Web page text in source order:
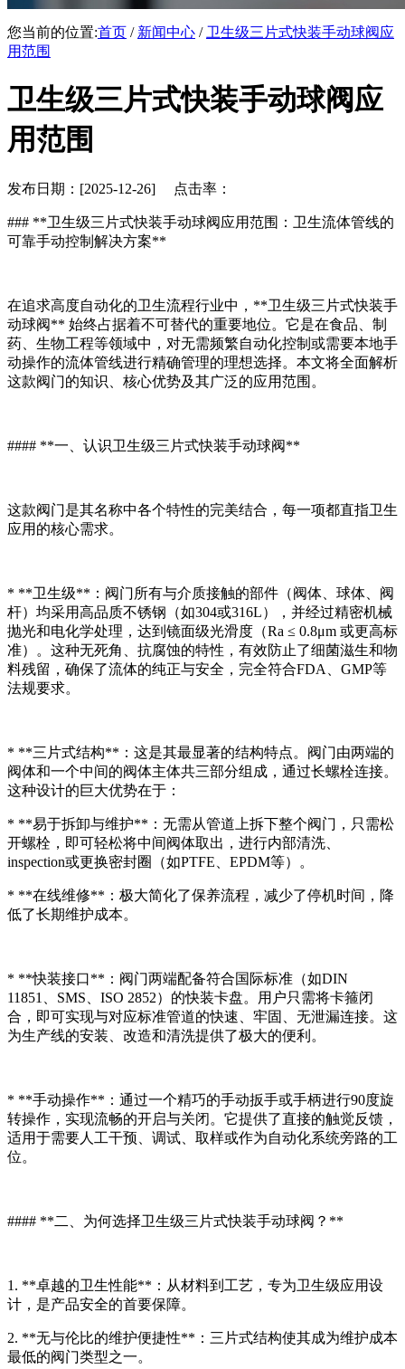
您当前的位置:首页 / 新闻中心 / 卫生级三片式快装手动球阀应
用范围
卫生级三片式快装手动球阀应
用范围
发布日期：[2025-12-26] 点击率：
### **卫生级三片式快装手动球阀应用范围：卫生流体管线的
可靠手动控制解决方案**
在追求高度自动化的卫生流程行业中，**卫生级三片式快装手
动球阀** 始终占据着不可替代的重要地位。它是在食品、制
药、生物工程等领域中，对无需频繁自动化控制或需要本地手
动操作的流体管线进行精确管理的理想选择。本文将全面解析
这款阀门的知识、核心优势及其广泛的应用范围。
#### **一、认识卫生级三片式快装手动球阀**
这款阀门是其名称中各个特性的完美结合，每一项都直指卫生
应用的核心需求。
* **卫生级**：阀门所有与介质接触的部件（阀体、球体、阀
杆）均采用高品质不锈钢（如304或316L），并经过精密机械
抛光和电化学处理，达到镜面级光滑度（Ra ≤ 0.8μm 或更高标
准）。这种无死角、抗腐蚀的特性，有效防止了细菌滋生和物
料残留，确保了流体的纯正与安全，完全符合FDA、GMP等
法规要求。
* **三片式结构**：这是其最显著的结构特点。阀门由两端的
阀体和一个中间的阀体主体共三部分组成，通过长螺栓连接。
这种设计的巨大优势在于：
* **易于拆卸与维护**：无需从管道上拆下整个阀门，只需松
开螺栓，即可轻松将中间阀体取出，进行内部清洗、
inspection或更换密封圈（如PTFE、EPDM等）。
* **在线维修**：极大简化了保养流程，减少了停机时间，降
低了长期维护成本。
* **快装接口**：阀门两端配备符合国际标准（如DIN
11851、SMS、ISO 2852）的快装卡盘。用户只需将卡箍闭
合，即可实现与对应标准管道的快速、牢固、无泄漏连接。这
为生产线的安装、改造和清洗提供了极大的便利。
* **手动操作**：通过一个精巧的手动扳手或手柄进行90度旋
转操作，实现流畅的开启与关闭。它提供了直接的触觉反馈，
适用于需要人工干预、调试、取样或作为自动化系统旁路的工
位。
#### **二、为何选择卫生级三片式快装手动球阀？**
1. **卓越的卫生性能**：从材料到工艺，专为卫生级应用设
计，是产品安全的首要保障。
2. **无与伦比的维护便捷性**：三片式结构使其成为维护成本
最低的阀门类型之一。